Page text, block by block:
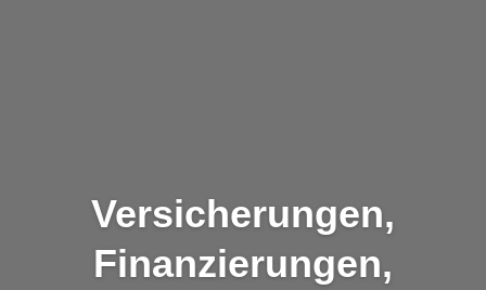
Versicherungen,
Finanzierungen,